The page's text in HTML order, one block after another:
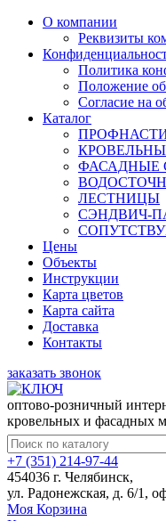
О компании
Реквизиты
Политика
Положение
Согласие на
Каталог
ФАСАДНЫЕ
ЛЕСТНИЦЫ
СЭНДВИЧ-
Цены
Объекты
Инструкции
Карта цветов
Карта сайта
Доставка
Контакты
заказать звонок
оптово-розничный
кровельных и фасадных
+7 (351) 214-97-44
454036 г. Челябинск,
ул. Радонежская, д. 6/1,
Моя Корзина